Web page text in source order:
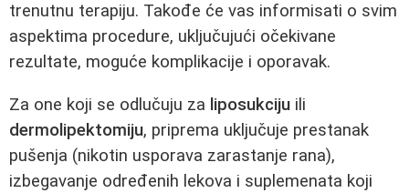
trenutnu terapiju. Takođe će vas informisati o svim
aspektima procedure, uključujući očekivane
rezultate, moguće komplikacije i oporavak.
Za one koji se odlučuju za liposukciju ili
dermolipektomiju, priprema uključuje prestanak
pušenja (nikotin usporava zarastanje rana),
izbegavanje određenih lekova i suplemenata koji